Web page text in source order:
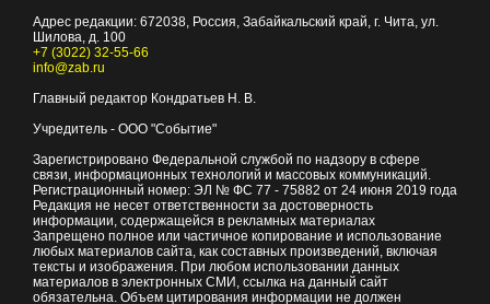
Адрес редакции: 672038 , Россия, Забайкальский край, г. Чита ул.
Шилова, д. 100
+7 (3022) 32-55-66
info@zab.ru
Главный редактор Кондратьев Н. В.
Учредитель - ООО "Событие"
Зарегистрировано Федеральной службой по надзору в сфере
связи, информационных технологий и массовых коммуникаций.
Регистрационный номер: ЭЛ № ФС 77 - 75882 от 24 июня 2019 года
Редакция не несет ответственности за достоверность
информации, содержащейся в рекламных материалах
Запрещено полное или частичное копирование и использование
любых материалов сайта, как составных произведений, включая
тексты и изображения. При любом использовании данных
материалов в электронных СМИ, ссылка на данный сайт
обязательна. Объем цитирования информации не должен